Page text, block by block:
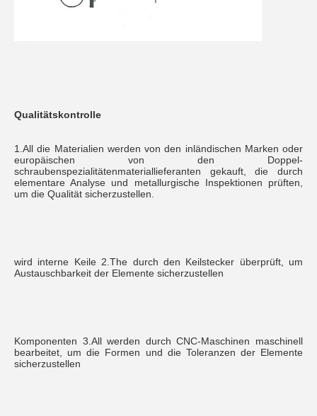
Qualitätskontrolle
1.All die Materialien werden von den inländischen Marken oder
europäischen von den Doppel-
schraubenspezialitätenmateriallieferanten gekauft, die durch
elementare Analyse und metallurgische Inspektionen prüften,
um die Qualität sicherzustellen.
wird interne Keile 2.The durch den Keilstecker überprüft, um
Austauschbarkeit der Elemente sicherzustellen
Komponenten 3.All werden durch CNC-Maschinen maschinell
bearbeitet, um die Formen und die Toleranzen der Elemente
sicherzustellen